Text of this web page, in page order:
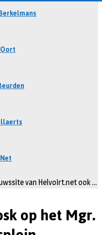
van Helvoirt.net ook …
op het Mgr.